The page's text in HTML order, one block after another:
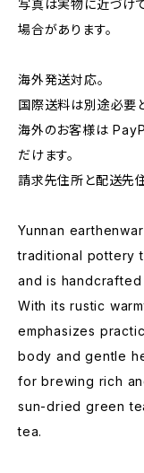
写真は実物に近づけ
場合があります。
海外発送対応。
国際送料は別途必要
海外のお客様は
だけます。
請求先住所と配送先
Yunnan
traditional pottery
and is
With its rustic
emphasizes
body and gentle
for brewing rich
sun-dried green
tea.